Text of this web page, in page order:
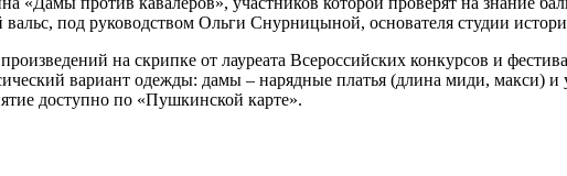
под руководством Ольги Снурницыной, основателя студии
на скрипке от лауреата Всероссийских конкурсов и
вариант одежды: дамы – нарядные платья (длина миди,
доступно по «Пушкинской карте».